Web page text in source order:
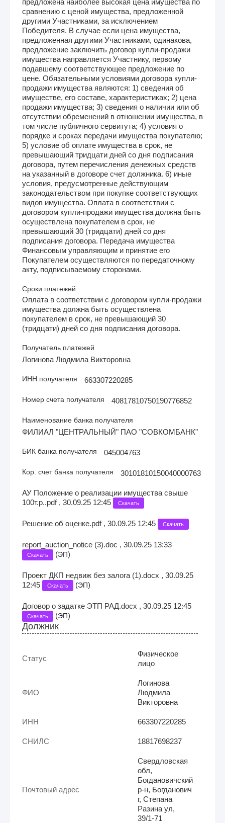
сравнению с ценой имущества, предложенной
другими Участниками, за исключением
Победителя. В случае если цена имущества,
предложенная другими Участниками, одинакова,
предложение заключить договор купли-продажи
имущества направляется Участнику, первому
подавшему соответствующее предложение по
цене. Обязательными условиями договора купли-
продажи имущества являются: 1) сведения об
имуществе, его составе, характеристиках; 2) цена
продажи имущества; 3) сведения о наличии или об
отсутствии обременений в отношении имущества, в
том числе публичного сервитута; 4) условия о
порядке и сроках передачи имущества покупателю;
5) условие об оплате имущества в срок, не
превышающий тридцати дней со дня подписания
договора, путем перечисления денежных средств
на указанный в договоре счет должника. 6) иные
условия, предусмотренные действующим
законодательством при покупке соответствующих
видов имущества. Оплата в соответствии с
договором купли-продажи имущества должна быть
осуществлена покупателем в срок, не
превышающий 30 (тридцати) дней со дня
подписания договора. Передача имущества
Финансовым управляющим и принятие его
Покупателем осуществляются по передаточному
акту, подписываемому сторонами.
Сроки платежей
Оплата в соответствии с договором купли-продажи
имущества должна быть осуществлена
покупателем в срок, не превышающий 30
(тридцати) дней со дня подписания договора.
Получатель платежей
Логинова Людмила Викторовна
ИНН получателя 663307220285
Номер счета получателя 40817810750190776852
Наименование банка получателя
ФИЛИАЛ "ЦЕНТРАЛЬНЫЙ" ПАО "СОВКОМБАНК"
БИК банка получателя 045004763
Кор. счет банка получателя 30101810150040000763
АУ Положение о реализации имущества свыше
100т.р..pdf , 30.09.25 12:45
Скачать
Решение об оценке.pdf , 30.09.25 12:45 Скачать
report_auction_notice (3).doc , 30.09.25 13:33
Скачать (ЭП)
Проект ДКП недвиж без залога (1).docx , 30.09.25
12:45
Скачать (ЭП)
Договор о задатке ЭТП РАД.docx , 30.09.25 12:45
Скачать (ЭП)
Должник
Статус
Физическое
лицо
ФИО
Логинова
Людмила
Викторовна
ИНН 663307220285
СНИЛС 18817698237
Почтовый адрес
Свердловская
обл,
Богдановичский
р-н, Богданович
г, Степана
Разина ул,
39/1-71